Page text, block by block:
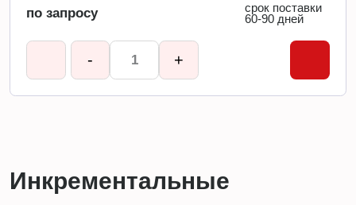
по запросу
срок поставки
60-90 дней
- +
Инкрементальные